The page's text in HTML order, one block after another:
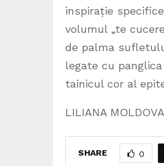
inspirație
volumul „te
de palma
legate cu
tainicul cor al
LILIANA
SHARE 0